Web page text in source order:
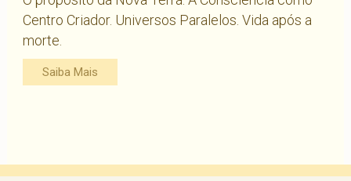
Centro Criador. Universos Paralelos. Vida após a
morte.
Saiba Mais